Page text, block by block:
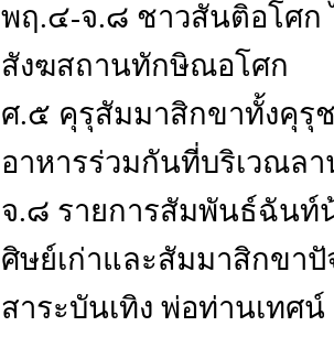
พฤ.๔-จ.๘ ชาวสันติอโศก
สังฆสถานทักษิณอโศก
ศ.๕ คุรุสัมมาสิกขาทั้งคุรุ
อาหารร่วมกันที่บริเวณล
จ.๘ รายการสัมพันธ์ฉันท์
ศิษย์เก่าและสัมมาสิกขา
สาระบันเทิง พ่อท่านเทศ